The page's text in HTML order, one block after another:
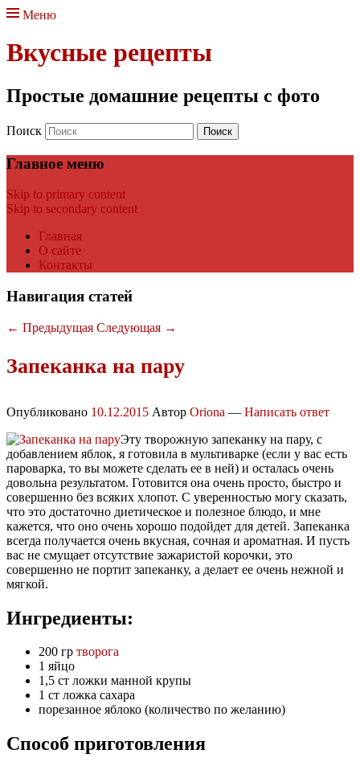
Меню
Вкусные рецепты
Простые домашние рецепты с фото
Поиск
Главное меню
Skip to primary content
Skip to secondary content
Главная
О сайте
Контакты
Навигация статей
← Предыдущая Следующая →
Запеканка на пару
Опубликовано 10.12.2015 Автор Oriona — Написать ответ
Эту творожную запеканку на пару, с
добавлением яблок, я готовила в мультиварке (если у вас есть
пароварка, то вы можете сделать ее в ней) и осталась очень
довольна результатом. Готовится она очень просто, быстро и
совершенно без всяких хлопот. С уверенностью могу сказать,
что это достаточно диетическое и полезное блюдо, и мне
кажется, что оно очень хорошо подойдет для детей. Запеканка
всегда получается очень вкусная, сочная и ароматная. И пусть
вас не смущает отсутствие зажаристой корочки, это
совершенно не портит запеканку, а делает ее очень нежной и
мягкой.
Ингредиенты:
200 гр творога
1 яйцо
1,5 ст ложки манной крупы
1 ст ложка сахара
порезанное яблоко (количество по желанию)
Способ приготовления